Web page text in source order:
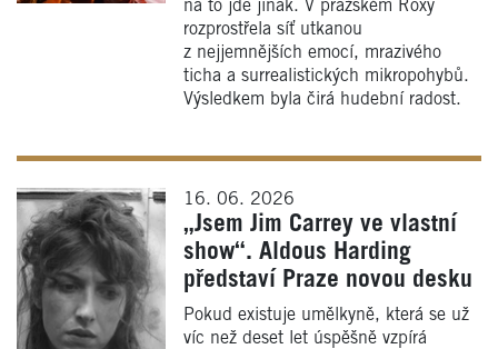
na to jde jinak. V pražském Roxy
rozprostřela síť utkanou
z nejjemnějších emocí, mrazivého
ticha a surrealistických mikropohybů.
Výsledkem byla čirá hudební radost.
16. 06. 2026
„Jsem Jim Carrey ve vlastní
show“. Aldous Harding
představí Praze novou desku
Pokud existuje umělkyně, která se už
víc než deset let úspěšně vzpírá